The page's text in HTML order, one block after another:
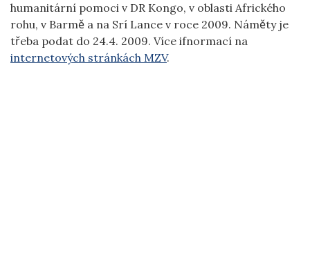
humanitární pomoci v DR Kongo, v oblasti Afrického
rohu, v Barmě a na Srí Lance v roce 2009. Náměty je
třeba podat do 24.4. 2009. Více ifnormací na
internetových stránkách MZV.